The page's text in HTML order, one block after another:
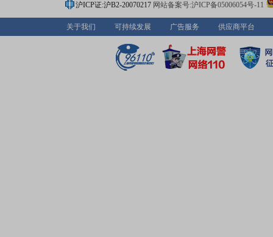
沪ICP证:沪B2-20070217 网站备案号:沪ICP备05006054号-11
关于我们 可持续发展 广告服务 供应商平台